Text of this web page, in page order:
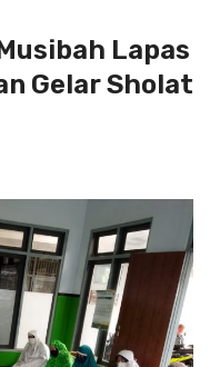
Lapas
Gelar Sholat